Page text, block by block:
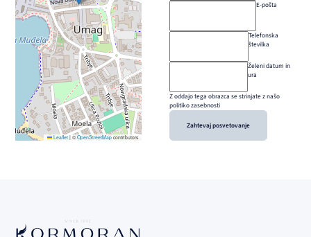
Leaflet |© OpenStreetMapcontributors
E-pošta
Telefonska
številka
Želeni datum in
ura
Z oddajo tega obrazca se strinjate z našo
politiko zasebnosti
Zahtevaj posvetovanje